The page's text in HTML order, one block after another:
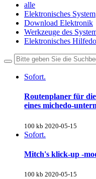
alle
Elektronisches System
Download Elektronik
Werkzeuge des
Elektronisches
Sofort.
Routenplaner für
eines michedo-
100 kb 2020-05-15
Sofort.
Mitch's klick-up -
100 kb 2020-05-15